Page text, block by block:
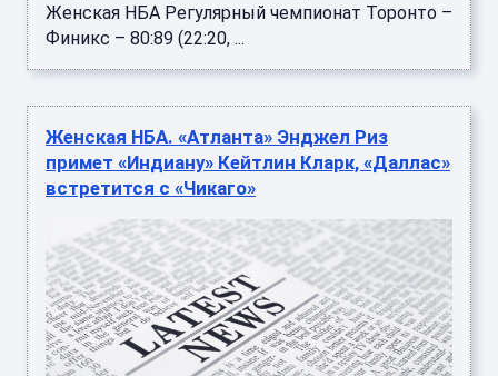
Женская НБА Регулярный чемпионат Торонто –
Финикс – 80:89 (22:20, ...
Женская НБА. «Атланта» Энджел Риз
примет «Индиану» Кейтлин Кларк, «Даллас»
встретится с «Чикаго»